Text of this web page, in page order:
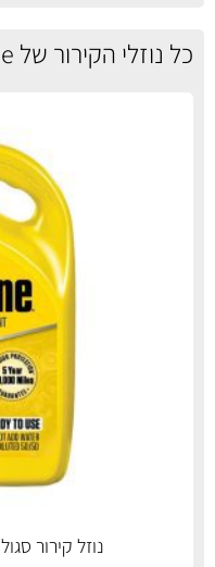
כל נוזלי הקירור של Prestone באוטוסטור:
נוזל קירור סגול Prestone European